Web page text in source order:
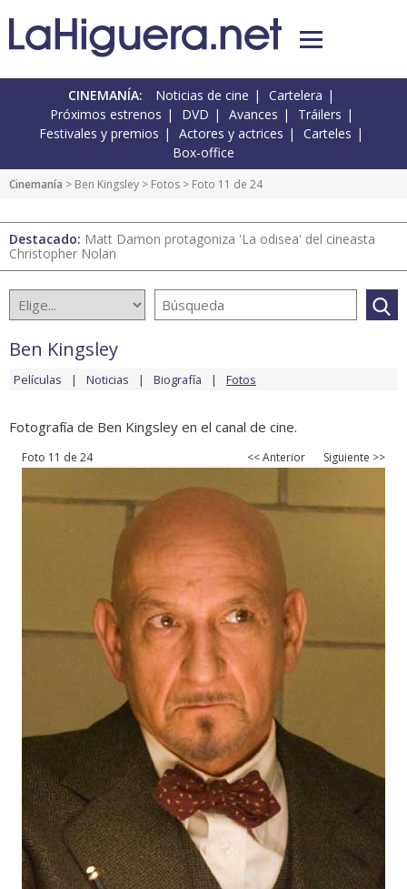
CINEMANÍA: Noticias de cine
Cartelera
Próximos estrenos
DVD Avances
Tráilers
Festivales y premios
Actores y actrices
Carteles
Box-office
Cinemanía > Ben Kingsley > Fotos > Foto 11 de 24
Destacado: Matt Damon protagoniza 'La odisea' del cineasta
Christopher Nolan
Ben Kingsley
Películas Noticias Biografía Fotos
Fotografía de Ben Kingsley en el canal de cine.
Foto 11 de 24 << Anterior Siguiente >>